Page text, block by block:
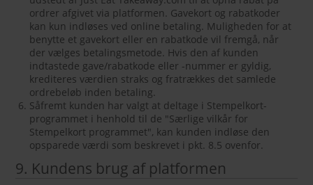
ordrer afgivet via platformen. Gavekort og rabatkoder
kan kun indløses ved online betaling. Muligheden for at
benytte et gavekort eller en rabatkode vil fremgå, når
der vælges betalingsmetode. Hvis den af kunden
indtastede gave/rabatkode eller -nummer er gyldig,
krediteres værdien straks og fratrækkes det samlede
ordrebeløb inden betaling.
Såfremt kunden har valgt at deltage i Stempelkort-
programmet i henhold til de "Særlige vilkår for
Stempelkort programmet", kan kunden indløse den
opsparede værdi som beskrevet i pkt. 8.5 ovenfor.
9. Kundens brug af platformen